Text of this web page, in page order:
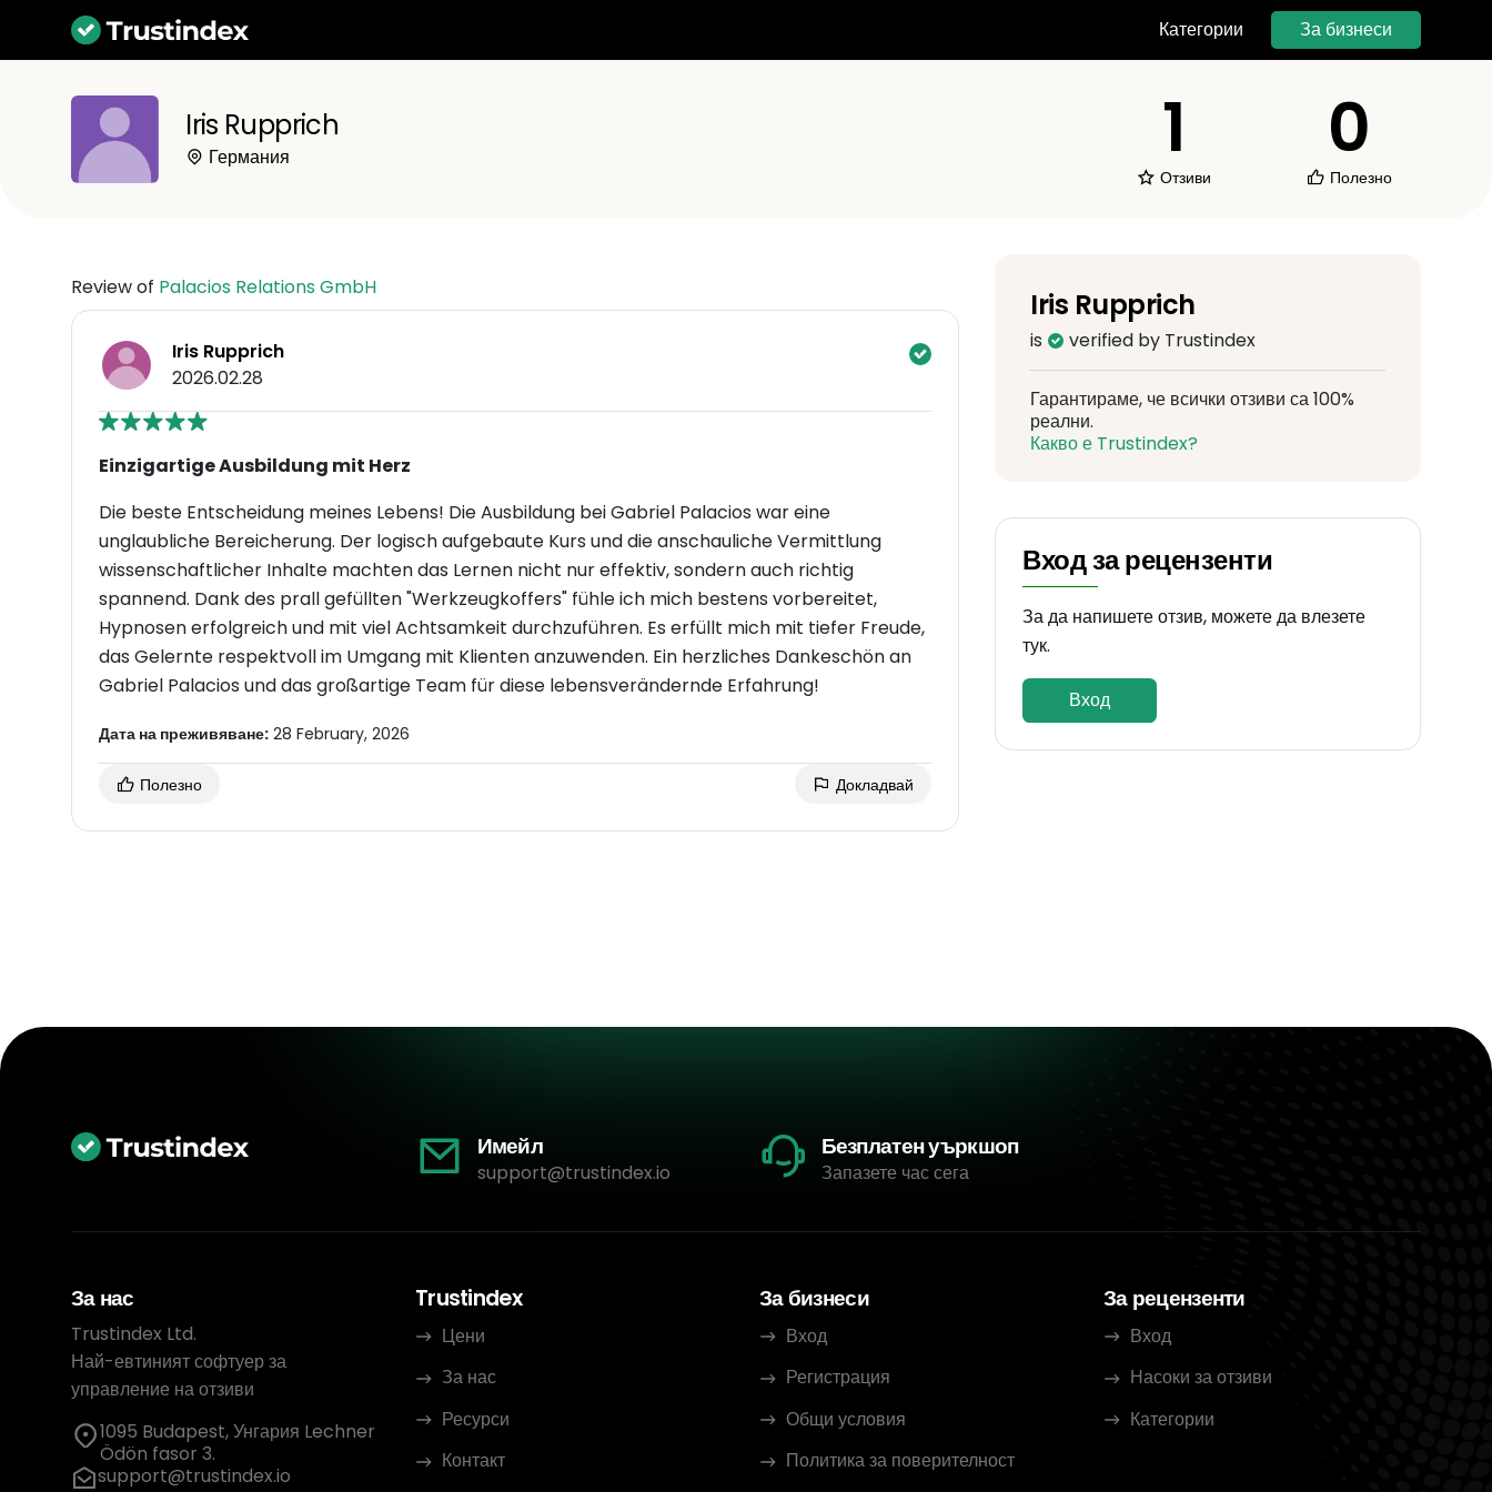
Категории За бизнеси
Iris Rupprich
Германия 1
Отзиви
0
Полезно
Review of Palacios Relations GmbH
Iris Rupprich
2026.02.28
Einzigartige Ausbildung mit Herz
Die beste Entscheidung meines Lebens! Die Ausbildung bei Gabriel Palacios war eine
unglaubliche Bereicherung. Der logisch aufgebaute Kurs und die anschauliche Vermittlung
wissenschaftlicher Inhalte machten das Lernen nicht nur effektiv, sondern auch richtig
spannend. Dank des prall gefüllten "Werkzeugkoffers" fühle ich mich bestens vorbereitet,
Hypnosen erfolgreich und mit viel Achtsamkeit durchzuführen. Es erfüllt mich mit tiefer Freude,
das Gelernte respektvoll im Umgang mit Klienten anzuwenden. Ein herzliches Dankeschön an
Gabriel Palacios und das großartige Team für diese lebensverändernde Erfahrung!
Дата на преживяване: 28 February, 2026
Полезно Докладвай
Iris Rupprich
is verified by Trustindex
Гарантираме, че всички отзиви са 100%
реални.
Какво е Trustindex?
Вход за рецензенти
За да напишете отзив, можете да влезете
тук.
Вход
Имейл
support@trustindex.io
Безплатен уъркшоп
Запазете час сега
За нас
Trustindex Ltd.
Най-евтиният софтуер за
управление на отзиви
1095 Budapest, Унгария Lechner
Ödön fasor 3.
support@trustindex.io
Trustindex
Цени
За нас
Ресурси
Контакт
За бизнеси
Вход
Регистрация
Общи условия
Политика за поверителност
За рецензенти
Вход
Насоки за отзиви
Категории